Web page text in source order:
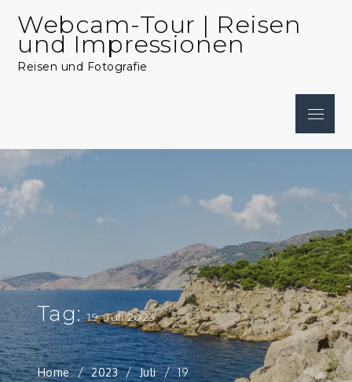
content
Webcam-Tour | Reisen
und Impressionen
Reisen und Fotografie
Menu
Tag:19. Juli 2023
Home 2023 Juli 19